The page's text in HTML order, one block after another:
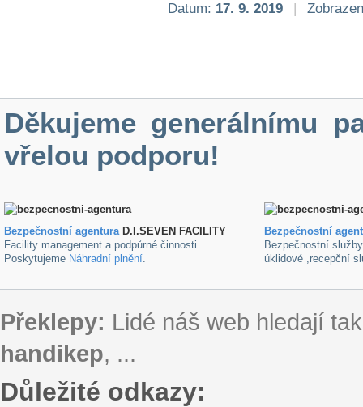
Datum: 17. 9. 2019 |
Děkujeme generálnímu
vřelou podporu!
Bezpečnostní agenturaD.I.SEVEN FACILITY
Facility management a podpůrné činnosti.
Poskytujeme Náhradní plnění.
Bezpečnostní
Bezpečnostní
úklidové ,recepční
Překlepy: Lidé náš web hledají
handikep, ...
Důležité odkazy: